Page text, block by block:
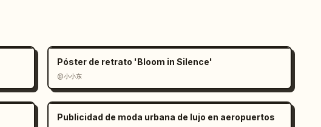
Póster de retrato 'Bloom in Silence'
@小小东
Publicidad de moda urbana de lujo en aeropuertos